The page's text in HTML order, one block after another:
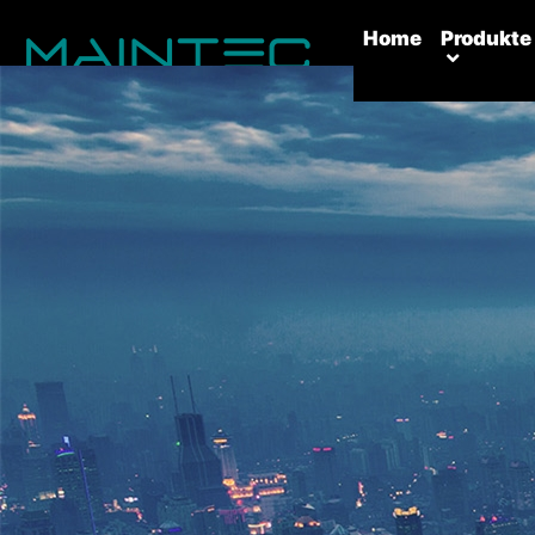
Home(current)
Produkte
Kontakt Uns：
0086-21-34241866
© 2017-2018 Company, Inc.